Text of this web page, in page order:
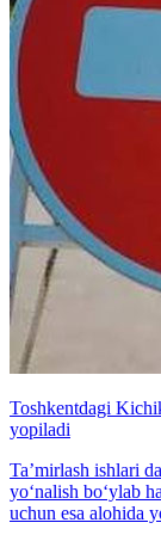
Toshkentdagi
yopiladi
Ta’mirlash ishlari
yo‘nalish bo‘ylab
uchun esa alohida